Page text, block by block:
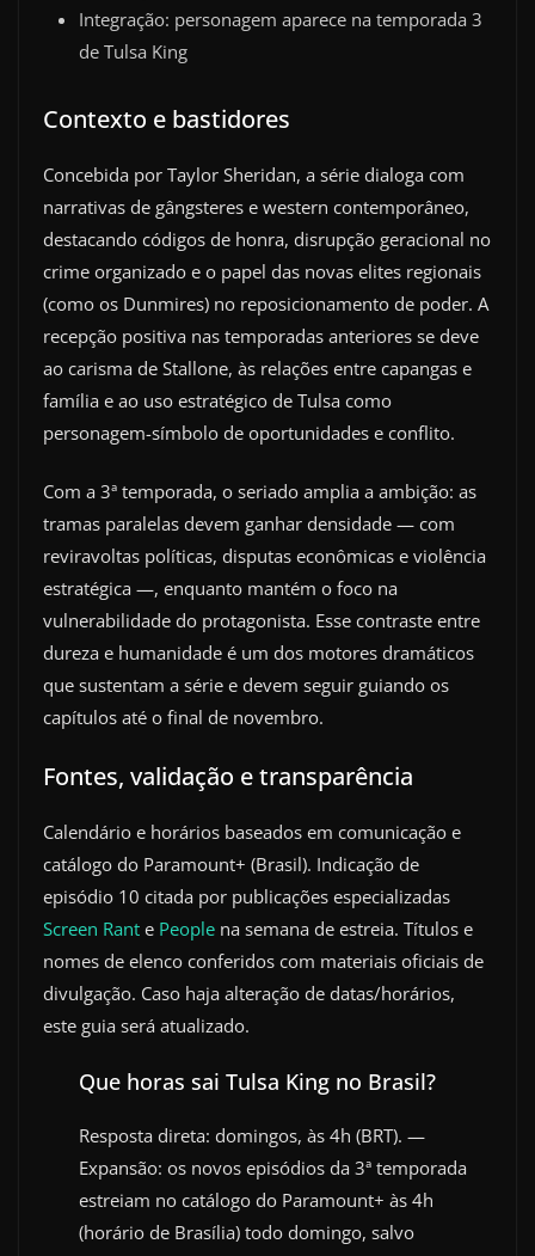
Integração: personagem aparece na temporada 3
de Tulsa King
Contexto e bastidores
Concebida por Taylor Sheridan, a série dialoga com
narrativas de gângsteres e western contemporâneo,
destacando códigos de honra, disrupção geracional no
crime organizado e o papel das novas elites regionais
(como os Dunmires) no reposicionamento de poder. A
recepção positiva nas temporadas anteriores se deve
ao carisma de Stallone, às relações entre capangas e
família e ao uso estratégico de Tulsa como
personagem-símbolo de oportunidades e conflito.
Com a 3ª temporada, o seriado amplia a ambição: as
tramas paralelas devem ganhar densidade — com
reviravoltas políticas, disputas econômicas e violência
estratégica —, enquanto mantém o foco na
vulnerabilidade do protagonista. Esse contraste entre
dureza e humanidade é um dos motores dramáticos
que sustentam a série e devem seguir guiando os
capítulos até o final de novembro.
Fontes, validação e transparência
Calendário e horários baseados em comunicação e
catálogo do Paramount+ (Brasil). Indicação de
episódio 10 citada por publicações especializadas
Screen Rant e People na semana de estreia. Títulos e
nomes de elenco conferidos com materiais oficiais de
divulgação. Caso haja alteração de datas/horários,
este guia será atualizado.
Que horas sai Tulsa King no Brasil?
Resposta direta: domingos, às 4h (BRT). —
Expansão: os novos episódios da 3ª temporada
estreiam no catálogo do Paramount+ às 4h
(horário de Brasília) todo domingo, salvo